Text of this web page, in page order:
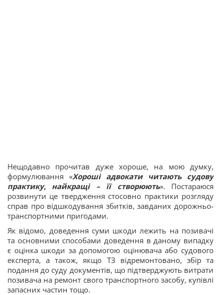
Нещодавно прочитав дуже хороше, на мою думку,
формулювання «Хороші адвокати читають судову
практику, найкращі – її створюють». Постараюся
розвинути це твердження стосовно практики розгляду
справ про відшкодування збитків, завданих дорожньо-
транспортними пригодами.
Як відомо, доведення суми шкоди лежить на позивачі
та основними способами доведення в даному випадку
є оцінка шкоди за допомогою оцінювача або судового
експерта, а також, якщо ТЗ відремонтовано, збір та
подання до суду документів, що підтверджують витрати
позивача на ремонт свого транспортного засобу, купівлі
запасних частин тощо.